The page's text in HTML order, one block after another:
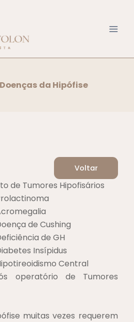
da Hipófise
Voltar
de Tumores Hipofisários
de Cushing
de GH
Insípidus
Central
operatório de Tumores
muitas vezes requerem